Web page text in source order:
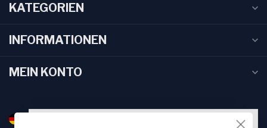
KATEGORIEN
INFORMATIONEN
MEIN KONTO